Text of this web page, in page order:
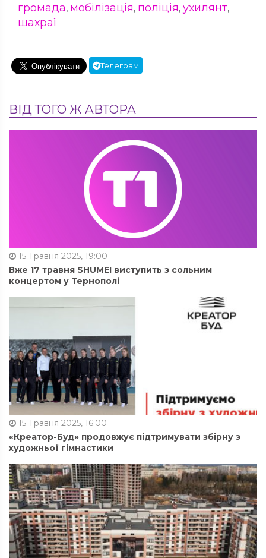
громада, мобілізація, поліція, ухилянт,
шахраї
Телеграм
ВІД ТОГО Ж АВТОРА
15 Травня 2025, 19:00
Вже 17 травня SHUMEI виступить з сольним
концертом у Тернополі
15 Травня 2025, 16:00
«Креатор-Буд» продовжує підтримувати збірну з
художньої гімнастики